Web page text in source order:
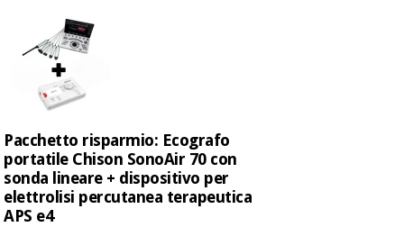
Pacchetto risparmio: Ecografo
portatile Chison SonoAir 70 con
sonda lineare + dispositivo per
elettrolisi percutanea terapeutica
APS e4